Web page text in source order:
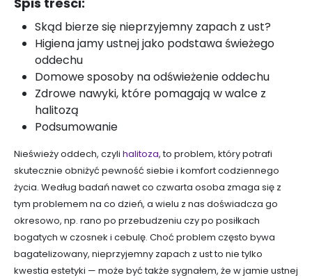
Skąd bierze się nieprzyjemny zapach z ust?
Higiena jamy ustnej jako podstawa świeżego
oddechu
Domowe sposoby na odświeżenie oddechu
Zdrowe nawyki, które pomagają w walce z
halitozą
Podsumowanie
Nieświeży oddech, czyli halitoza, to problem, który potrafi
skutecznie obniżyć pewność siebie i komfort codziennego
życia. Według badań nawet co czwarta osoba zmaga się z
tym problemem na co dzień, a wielu z nas doświadcza go
okresowo, np. rano po przebudzeniu czy po posiłkach
bogatych w czosnek i cebulę. Choć problem często bywa
bagatelizowany, nieprzyjemny zapach z ust to nie tylko
kwestia estetyki — może być także sygnałem, że w jamie ustnej